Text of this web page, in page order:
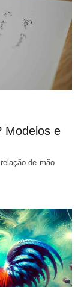
Modelos e
de mão